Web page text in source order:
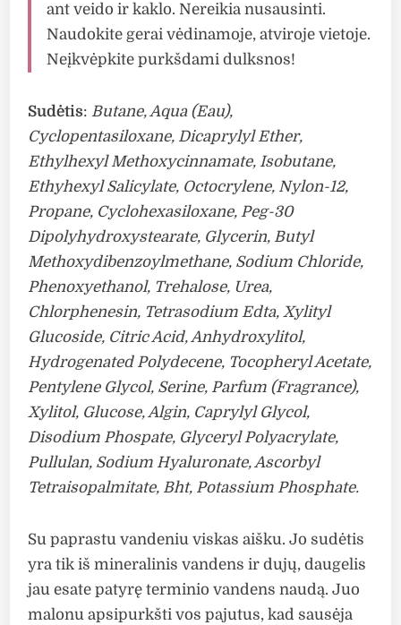
ant veido ir kaklo. Nereikia nusausinti.
Naudokite gerai vėdinamoje, atviroje vietoje.
Neįkvėpkite purkšdami dulksnos!
Sudėtis: Butane, Aqua (Eau),
Cyclopentasiloxane, Dicaprylyl Ether,
Ethylhexyl Methoxycinnamate, Isobutane,
Ethyhexyl Salicylate, Octocrylene, Nylon-12,
Propane, Cyclohexasiloxane, Peg-30
Dipolyhydroxystearate, Glycerin, Butyl
Methoxydibenzoylmethane, Sodium Chloride,
Phenoxyethanol, Trehalose, Urea,
Chlorphenesin, Tetrasodium Edta, Xylityl
Glucoside, Citric Acid, Anhydroxylitol,
Hydrogenated Polydecene, Tocopheryl Acetate,
Pentylene Glycol, Serine, Parfum (Fragrance),
Xylitol, Glucose, Algin, Caprylyl Glycol,
Disodium Phospate, Glyceryl Polyacrylate,
Pullulan, Sodium Hyaluronate, Ascorbyl
Tetraisopalmitate, Bht, Potassium Phosphate.
Su paprastu vandeniu viskas aišku. Jo sudėtis
yra tik iš mineralinis vandens ir dujų, daugelis
jau esate patyrę terminio vandens naudą. Juo
malonu apsipurkšti vos pajutus, kad sausėja